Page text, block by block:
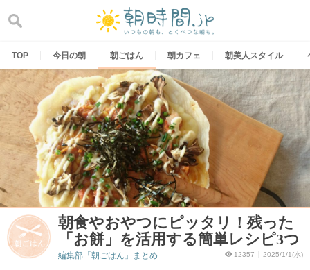
content
TOP 今日の朝 朝ごはん 朝カフェ 朝美人スタイル
朝食やおやつにピッタリ！残った
「お餅」を活用する簡単レシピ3つ
12357 2025/1/1(水)
編集部「朝ごはん」まとめ